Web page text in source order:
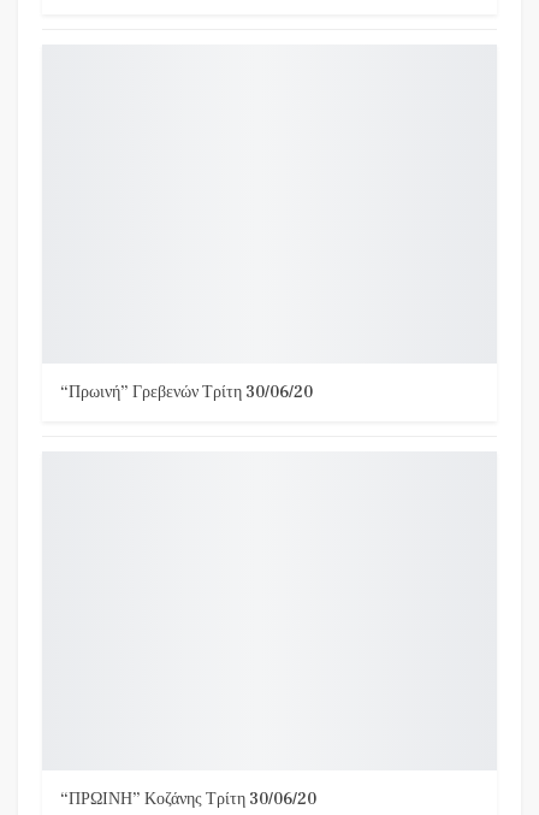
“Πρωινή” Γρεβενών Τρίτη 30/06/20
“ΠΡΩΙΝΗ” Κοζάνης Τρίτη 30/06/20